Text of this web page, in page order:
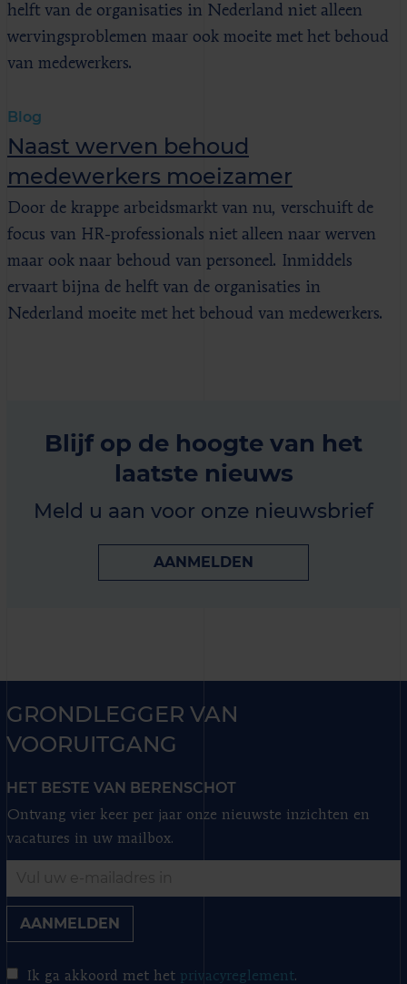
helft van de organisaties in Nederland niet alleen
wervingsproblemen maar ook moeite met het behoud
van medewerkers.
Blog
Naast werven behoud
medewerkers moeizamer
Door de krappe arbeidsmarkt van nu, verschuift de
focus van HR-professionals niet alleen naar werven
maar ook naar behoud van personeel. Inmiddels
ervaart bijna de helft van de organisaties in
Nederland moeite met het behoud van medewerkers.
Blijf op de hoogte van het
laatste nieuws
Meld u aan voor onze nieuwsbrief
AANMELDEN
GRONDLEGGER VAN
VOORUITGANG
HET BESTE VAN BERENSCHOT
Ontvang vier keer per jaar onze nieuwste inzichten en
vacatures in uw mailbox.
AANMELDEN
Ik ga akkoord met het privacyreglement.